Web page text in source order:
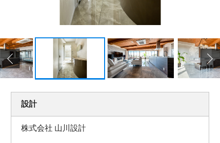
設計
株式会社 山川設計